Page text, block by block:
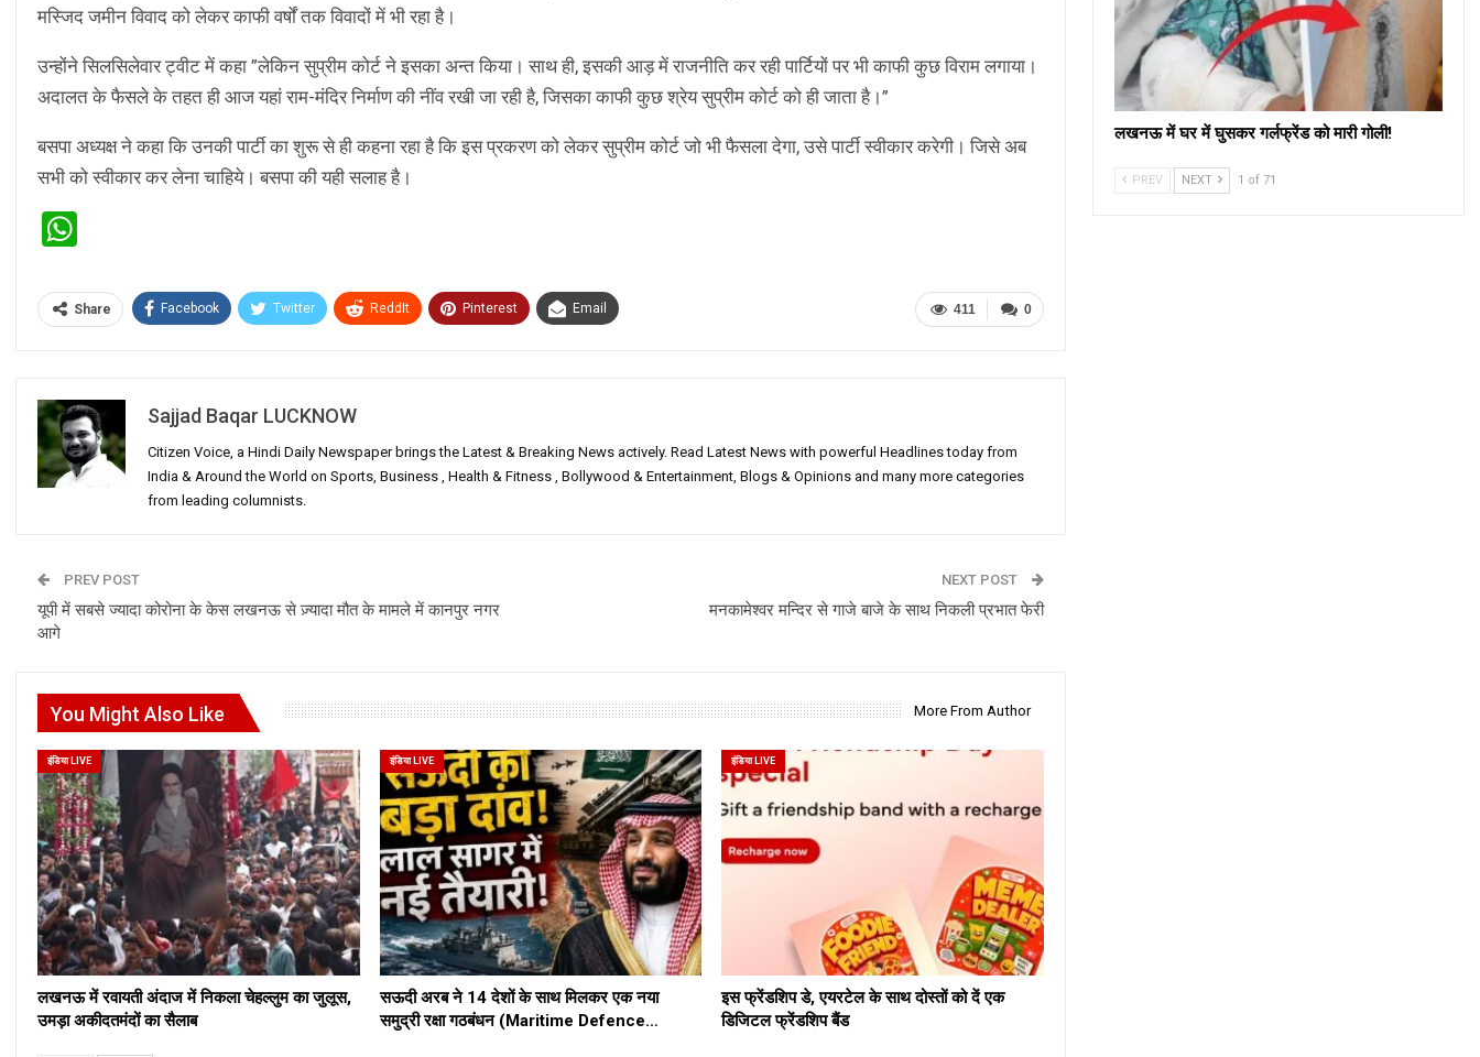
मस्जिद जमीन विवाद को लेकर काफी वर्षों तक विवादों में भी रहा है।
उन्होंने सिलसिलेवार ट्वीट में कहा ”लेकिन सुप्रीम कोर्ट ने इसका अन्त किया। साथ ही, इसकी आड़ में राजनीति कर रही पार्टियों पर भी काफी कुछ विराम लगाया।
अदालत के फैसले के तहत ही आज यहां राम-मंदिर निर्माण की नींव रखी जा रही है, जिसका काफी कुछ श्रेय सुप्रीम कोर्ट को ही जाता है।”
बसपा अध्यक्ष ने कहा कि उनकी पार्टी का शुरू से ही कहना रहा है कि इस प्रकरण को लेकर सुप्रीम कोर्ट जो भी फैसला देगा, उसे पार्टी स्वीकार करेगी। जिसे अब
सभी को स्वीकार कर लेना चाहिये। बसपा की यही सलाह है।
0
411
Share Facebook Twitter ReddIt Pinterest Email
Sajjad Baqar LUCKNOW
Citizen Voice, a Hindi Daily Newspaper brings the Latest & Breaking News actively. Read Latest News with powerful Headlines today from
India & Around the World on Sports, Business , Health & Fitness , Bollywood & Entertainment, Blogs & Opinions and many more categories
from leading columnists.
PREV POST
यूपी में सबसे ज्यादा कोरोना के केस लखनऊ से ज़्यादा मौत के मामले में कानपुर नगर
आगे
NEXT POST
मनकामेश्वर मन्दिर से गाजे बाजे के साथ निकली प्रभात फेरी
You Might Also Like More From Author
इंडिया LIVE
लखनऊ में रवायती अंदाज में निकला चेहल्लुम का जुलूस,
उमड़ा अकीदतमंदों का सैलाब
इंडिया LIVE
सऊदी अरब ने 14 देशों के साथ मिलकर एक नया
समुद्री रक्षा गठबंधन (Maritime Defence…
इंडिया LIVE
इस फ्रेंडशिप डे, एयरटेल के साथ दोस्तों को दें एक
डिजिटल फ्रेंडशिप बैंड
लखनऊ में घर में घुसकर गर्लफ्रेंड को मारी गोली!
PREV NEXT 1 of 71